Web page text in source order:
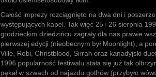
Całość imprezy rozciągnięto na dwa dni i
występujących kapel. Tak więc 25 i 26 sierpnia
grodzieckim dziedzińcu zagrały dla nas prawie
pierwszej edycji (nieobecnym był Moonlight), a
Ville, Robi, Christblood, Sirrah oraz kanadyjski
1996 popularność festiwalu stała się już tak
pękał w szwach od najazdu gothów (przybyło